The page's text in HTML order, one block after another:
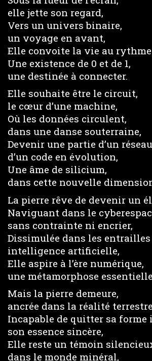
elle jette son regard,
Vers un univers binaire,
un voyage en avant,
Elle convoite la vie au rythme
Une existence de 0 et de 1,
une destinée à connecter.
Elle souhaite être le circuit,
le cœur d’une machine,
Où les données circulent,
dans une danse souterraine,
Devenir une partie d’un
d’un code en évolution,
Une âme de silicium,
dans cette nouvelle
La pierre rêve de devenir un
Naviguant dans le
sans contrainte ni encrier,
Dissimulée dans les entrailles
intelligence artificielle,
Elle aspire à l’ère numérique,
une métamorphose
Mais la pierre demeure,
ancrée dans la réalité
Incapable de quitter sa forme
son essence sincère,
Elle reste un témoin
dans le monde minéral,